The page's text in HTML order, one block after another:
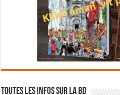
Toutes les infos sur la BD